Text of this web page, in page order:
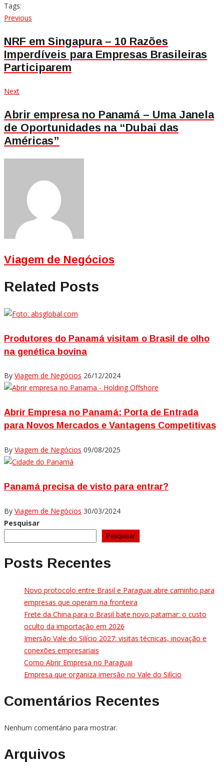
Tags:
Navegação
de
Post
Previous
NRF em Singapura – 10 Razões
Imperdíveis para Empresas Brasileiras
Participarem
NextNext
Abrir empresa no Panamá – Uma Janela
de Oportunidades na “Dubai das
Américas”
Viagem de Negócios
Related Posts
Produtores do Panamá visitam o Brasil de olho
na genética bovina
By Viagem de Negócios 26/12/2024
Abrir Empresa no Panamá: Porta de Entrada
para Novos Mercados e Vantagens Competitivas
By Viagem de Negócios 09/08/2025
Panamá precisa de visto para entrar?
By Viagem de Negócios 30/03/2024
Pesquisar
Pesquisar
Posts Recentes
Novo protocolo entre Brasil e Paraguai abre caminho para
empresas que operam na fronteira
Frete da China para o Brasil bate novo patamar: o custo
oculto da importação em 2026
Imersão Vale do Silício 2027: visitas técnicas, inovação e
conexões empresariais
Como Abrir Empresa no Paraguai
Empresa que organiza imersão no Vale do Silício
Comentários Recentes
Nenhum comentário para mostrar.
Arquivos